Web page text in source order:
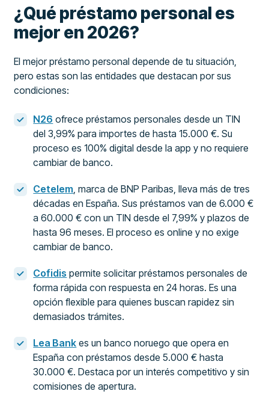
¿Qué préstamo personal es
mejor en 2026?
El mejor préstamo personal depende de tu situación,
pero estas son las entidades que destacan por sus
condiciones:
N26 ofrece préstamos personales desde un TIN
del 3,99% para importes de hasta 15.000 €. Su
proceso es 100% digital desde la app y no requiere
cambiar de banco.
Cetelem, marca de BNP Paribas, lleva más de tres
décadas en España. Sus préstamos van de 6.000 €
a 60.000 € con un TIN desde el 7,99% y plazos de
hasta 96 meses. El proceso es online y no exige
cambiar de banco.
Cofidis permite solicitar préstamos personales de
forma rápida con respuesta en 24 horas. Es una
opción flexible para quienes buscan rapidez sin
demasiados trámites.
Lea Bank es un banco noruego que opera en
España con préstamos desde 5.000 € hasta
30.000 €. Destaca por un interés competitivo y sin
comisiones de apertura.